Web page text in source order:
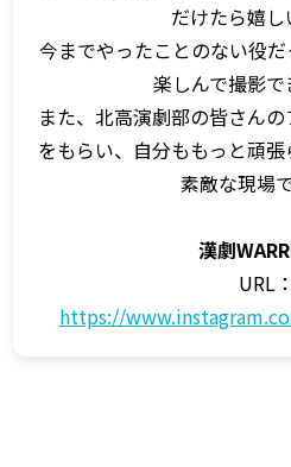
だけたら嬉し
今までやったことのない役
楽しんで撮影で
また、北高演劇部の皆さん
をもらい、自分ももっと頑
素敵な現場
漢劇
URL：
https://